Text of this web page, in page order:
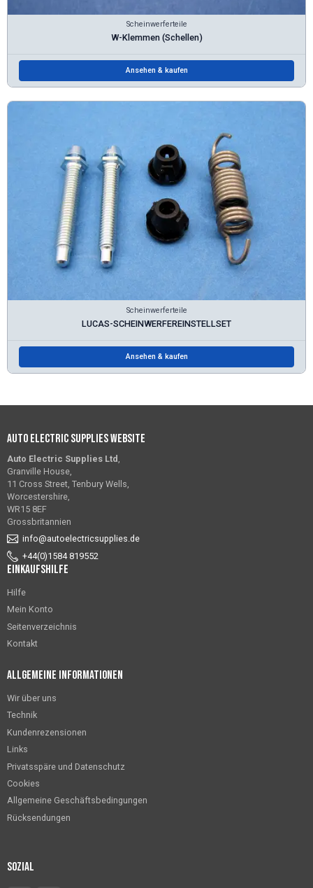
Scheinwerferteile
W-Klemmen (Schellen)
Ansehen & kaufen
Scheinwerferteile
LUCAS-SCHEINWERFEREINSTELLSET
Ansehen & kaufen
Auto Electric Supplies Website
Auto Electric Supplies Ltd
Granville House,
11 Cross Street, Tenbury Wells,
Worcestershire,
WR15 8EF
Grossbritannien
info@autoelectricsupplies.de
+44(0)1584 819552
Einkaufshilfe
Hilfe
Mein Konto
Seitenverzeichnis
Kontakt
Allgemeine Informationen
Wir über uns
Technik
Kundenrezensionen
Links
Privatsspäre und Datenschutz
Cookies
Allgemeine Geschäftsbedingungen
Rücksendungen
Sozial